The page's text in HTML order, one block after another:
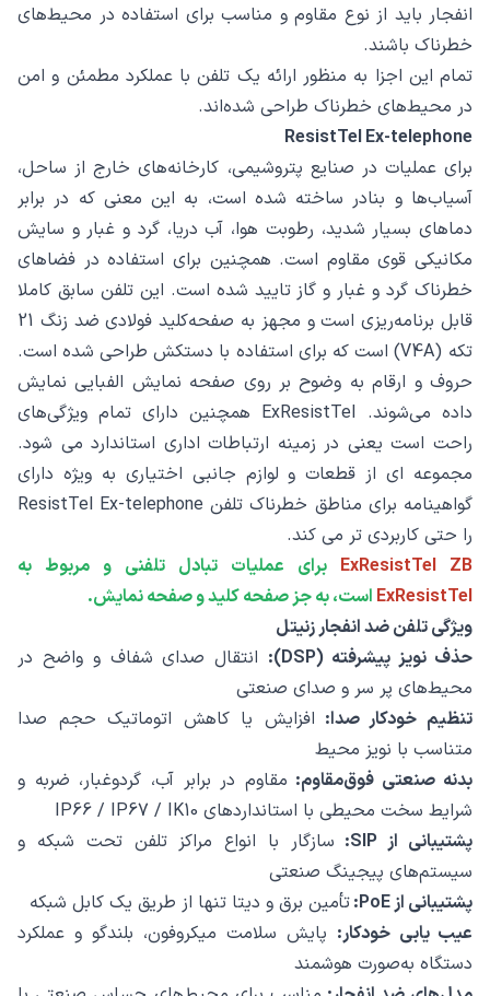
انفجار باید از نوع مقاوم و مناسب برای استفاده در محیط‌های
خطرناک باشند.
تمام این اجزا به منظور ارائه یک تلفن با عملکرد مطمئن و امن
در محیط‌های خطرناک طراحی شده‌اند.
ResistTel Ex-telephone
برای عملیات در صنایع پتروشیمی، کارخانه‌های خارج از ساحل،
آسیاب‌ها و بنادر ساخته شده است، به این معنی که در برابر
دماهای بسیار شدید، رطوبت هوا، آب دریا، گرد و غبار و سایش
مکانیکی قوی مقاوم است. همچنین برای استفاده در فضاهای
خطرناک گرد و غبار و گاز تایید شده است. این تلفن سابق کاملا
قابل برنامه‌ریزی است و مجهز به صفحه‌کلید فولادی ضد زنگ 21
تکه (V4A) است که برای استفاده با دستکش طراحی شده است.
حروف و ارقام به وضوح بر روی صفحه نمایش الفبایی نمایش
داده می‌شوند. ExResistTel همچنین دارای تمام ویژگی‌های
راحت است یعنی در زمینه ارتباطات اداری استاندارد می شود.
مجموعه ای از قطعات و لوازم جانبی اختیاری به ویژه دارای
گواهینامه برای مناطق خطرناک تلفن ResistTel Ex-telephone
را حتی کاربردی تر می کند.
ExResistTel ZB برای عملیات تبادل تلفنی و مربوط به
ExResistTel است، به جز صفحه کلید و صفحه نمایش.
ویژگی تلفن ضد انفجار زنیتل
حذف نویز پیشرفته (DSP):
انتقال صدای شفاف و واضح در
محیط‌های پر سر و صدای صنعتی
تنظیم خودکار صدا: افزایش یا کاهش اتوماتیک حجم صدا
متناسب با نویز محیط
بدنه صنعتی فوق‌مقاوم: مقاوم در برابر آب، گردوغبار، ضربه و
شرایط سخت محیطی با استانداردهای IP66 / IP67 / IK10
پشتیبانی از SIP:
سازگار با انواع مراکز تلفن تحت شبکه و
سیستم‌های پیجینگ صنعتی
پشتیبانی از PoE:
تأمین برق و دیتا تنها از طریق یک کابل شبکه
عیب‌ یابی خودکار: پایش سلامت میکروفون، بلندگو و عملکرد
دستگاه به‌صورت هوشمند